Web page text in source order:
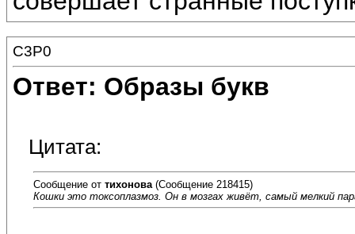
C3P0
Ответ: Образы букв
Цитата:
Сообщение от тихонова (Сообщение 218415)
Кошки это токсоплазмоз. Он в мозгах живёт, самый мелкий